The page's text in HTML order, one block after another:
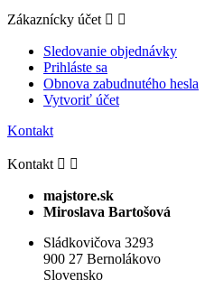
Zákaznícky účet  
Sledovanie objednávky
Prihláste sa
Obnova zabudnutého hesla
Vytvoriť účet
Kontakt
Kontakt  
majstore.sk
Miroslava Bartošová
Sládkovičova 3293
900 27 Bernolákovo
Slovensko